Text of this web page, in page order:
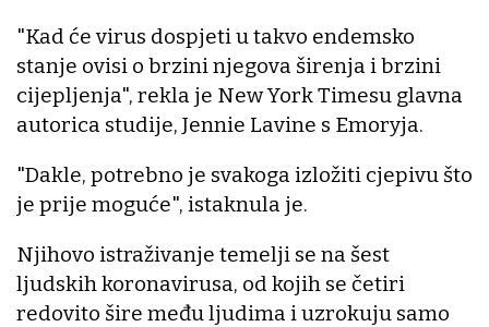
"Kad će virus dospjeti u takvo endemsko
stanje ovisi o brzini njegova širenja i brzini
cijepljenja", rekla je New York Timesu glavna
autorica studije, Jennie Lavine s Emoryja.
"Dakle, potrebno je svakoga izložiti cjepivu što
je prije moguće", istaknula je.
Njihovo istraživanje temelji se na šest
ljudskih koronavirusa, od kojih se četiri
redovito šire među ljudima i uzrokuju samo